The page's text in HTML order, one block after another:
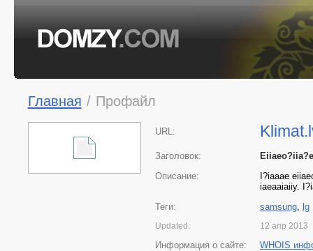
Главная / Профайл
URL:
Заголовок:
Описание:
I?iaaae
iaeaaiaiiy.
Теги:
samsung, lg
Updated: 12 апр 2013
Информация о сайте:
WHOIS